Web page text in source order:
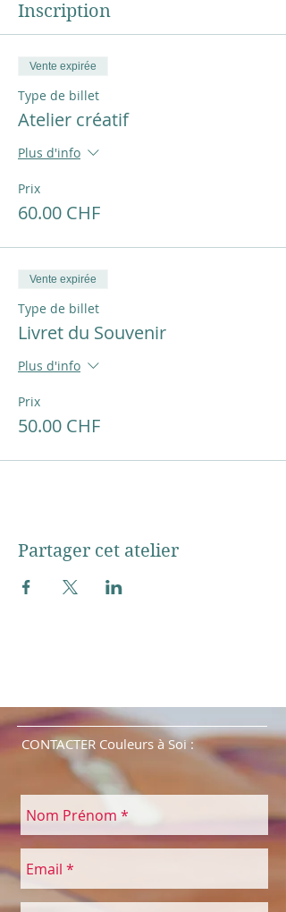
CGV conditions générales de vente
Inscription
Vente expirée
Type de billet
Atelier créatif
Plus d'info
Prix
60.00 CHF
Vente expirée
Type de billet
Livret du Souvenir
Plus d'info
Prix
50.00 CHF
Partager cet atelier
CONTACTER Couleurs à Soi :